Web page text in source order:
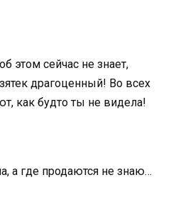
этом сейчас не знает,
драгоценный! Во всех
как будто ты не видела!
а где продаются не знаю…